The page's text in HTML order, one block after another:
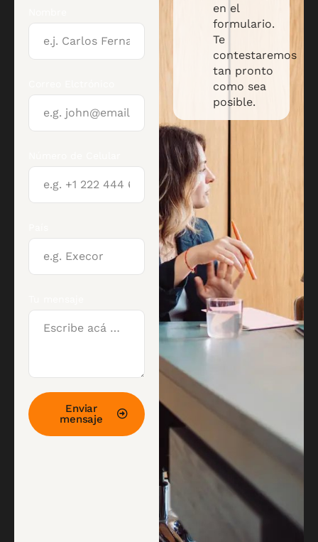
Enviar
mensaje
en el
formulario.
Te
contestaremos
tan pronto
como sea
posible.